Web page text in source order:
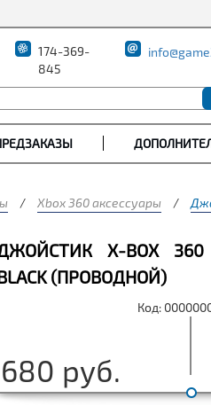
174-369-
845
/ Xbox 360 аксессуары /
X-BOX 360
(ПРОВОДНОЙ)
Код:
680 руб.